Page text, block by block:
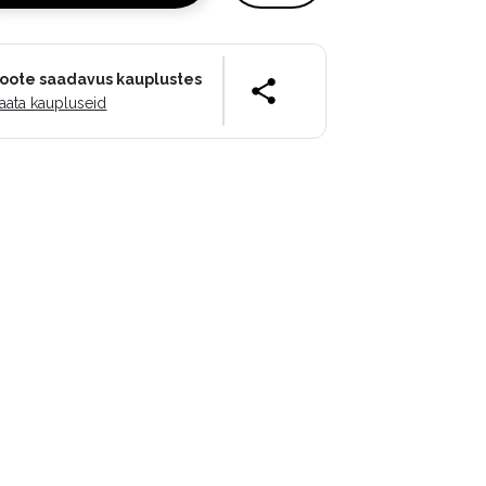
saadavus kauplustes
kaupluseid